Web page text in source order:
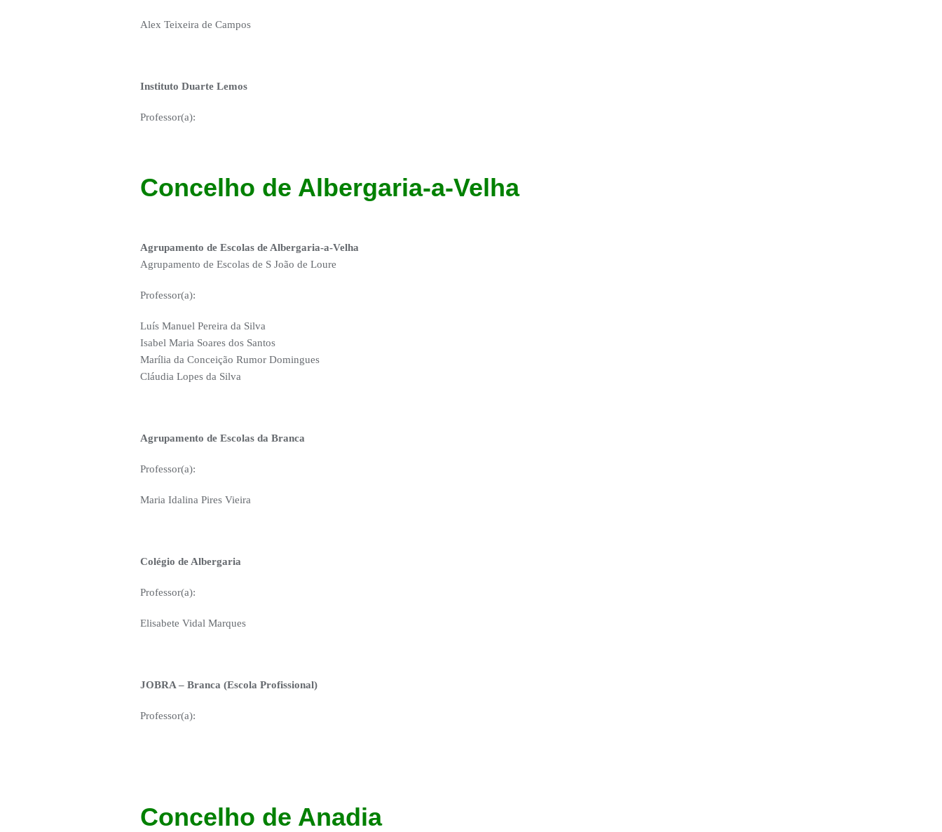
Alex Teixeira de Campos
Instituto Duarte Lemos
Professor(a):
Concelho de Albergaria-a-Velha
Agrupamento de Escolas de Albergaria-a-Velha
Agrupamento de Escolas de S João de Loure
Professor(a):
Luís Manuel Pereira da Silva
Isabel Maria Soares dos Santos
Marília da Conceição Rumor Domingues
Cláudia Lopes da Silva
Agrupamento de Escolas da Branca
Professor(a):
Maria Idalina Pires Vieira
Colégio de Albergaria
Professor(a):
Elisabete Vidal Marques
JOBRA – Branca (Escola Profissional)
Professor(a):
Concelho de Anadia